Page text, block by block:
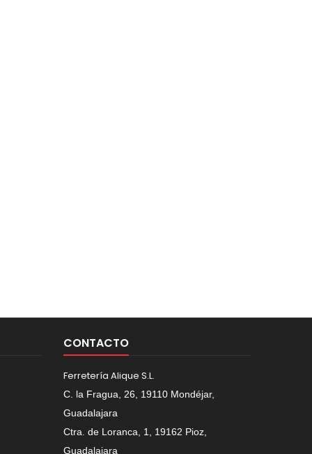
CONTACTO
Ferretería Alique S.L.
C. la Fragua, 26, 19110 Mondéjar,
Guadalajara
Ctra. de Loranca, 1, 19162 Pioz,
Guadalajara